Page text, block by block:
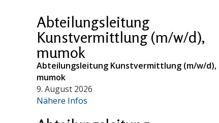
Abteilungsleitung
Kunstvermittlung (m/w/d),
mumok
Abteilungsleitung Kunstvermittlung (m/w/d),
mumok
9. August 2026
Nähere Infos